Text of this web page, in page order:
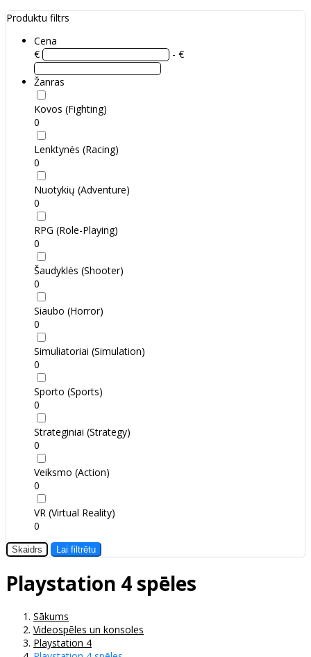
Produktu filtrs
Cena
€
- €
Žanras
Kovos (Fighting)
0
Lenktynės (Racing)
0
Nuotykių (Adventure)
0
RPG (Role-Playing)
0
Šaudyklės (Shooter)
0
Siaubo (Horror)
0
Simuliatoriai (Simulation)
0
Sporto (Sports)
0
Strateginiai (Strategy)
0
Veiksmo (Action)
0
VR (Virtual Reality)
0
Skaidrs Lai filtrētu
Playstation 4 spēles
Sākums
Videospēles un konsoles
Playstation 4